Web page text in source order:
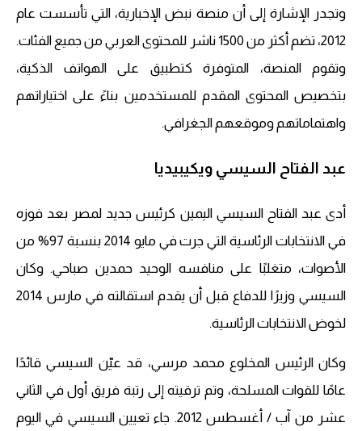
وتجدر الإشارة إلى أن منصة نبض الإخبارية، التي تأسست عام
2012، تضم أكثر من 1500 ناشر للمحتوى العربي من جميع الفئات.
وتقوم المنصة، المتوفرة كتطبيق على الهواتف الذكية،
بتخصيص المحتوى المقدم للمستخدمين بناءً على اختياراتهم
واهتماماتهم وموقعهم الجغرافي.
عبد الفتاح السيسي ويكيبيديا
أدى عبد الفتاح السيسي اليمين كرئيس جديد لمصر بعد فوزه
في الانتخابات الرئاسية التي جرت في مايو 2014 بنسبة 97% من
الأصوات، متغلبًا على منافسه الوحيد حمدين صباحي. وكان
السيسي وزيرًا للدفاع قبل أن يقدم استقالته في مارس 2014
لخوض الانتخابات الرئاسية.
وكان الرئيس المخلوع محمد مرسي، قد عيّن السيسي قائدًا
عامًا للقوات المسلحة، وتم ترقيته إلى رتبة فريق أول في الثاني
عشر من آب / أغسطس 2012. جاء تعيين السيسي في اليوم